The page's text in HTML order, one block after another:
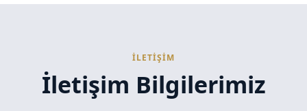
İLETİŞİM
İletişim Bilgilerimiz